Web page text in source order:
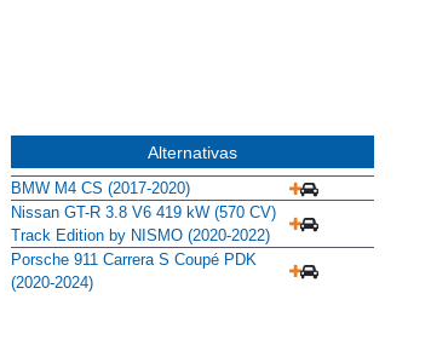
Alternativas
BMW M4 CS (2017-2020)
Nissan GT-R 3.8 V6 419 kW (570 CV)
Track Edition by NISMO (2020-2022)
Porsche 911 Carrera S Coupé PDK